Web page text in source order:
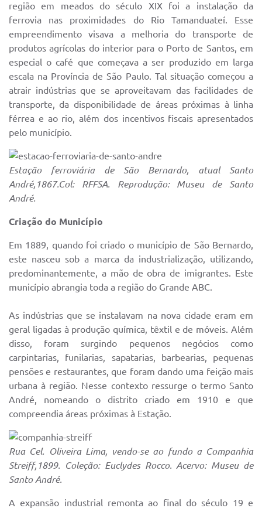
região em meados do século XIX foi a instalação da
ferrovia nas proximidades do Rio Tamanduateí. Esse
empreendimento visava a melhoria do transporte de
produtos agrícolas do interior para o Porto de Santos, em
especial o café que começava a ser produzido em larga
escala na Província de São Paulo. Tal situação começou a
atrair indústrias que se aproveitavam das facilidades de
transporte, da disponibilidade de áreas próximas à linha
férrea e ao rio, além dos incentivos fiscais apresentados
pelo município.
Estação ferroviária de São Bernardo, atual Santo
André,1867.Col: RFFSA. Reprodução: Museu de Santo
André.
Criação do Município
Em 1889, quando foi criado o município de São Bernardo,
este nasceu sob a marca da industrialização, utilizando,
predominantemente, a mão de obra de imigrantes. Este
município abrangia toda a região do Grande ABC.
As indústrias que se instalavam na nova cidade eram em
geral ligadas à produção química, têxtil e de móveis. Além
disso, foram surgindo pequenos negócios como
carpintarias, funilarias, sapatarias, barbearias, pequenas
pensões e restaurantes, que foram dando uma feição mais
urbana à região. Nesse contexto ressurge o termo Santo
André, nomeando o distrito criado em 1910 e que
compreendia áreas próximas à Estação.
Rua Cel. Oliveira Lima, vendo-se ao fundo a Companhia
Streiff,1899. Coleção: Euclydes Rocco. Acervo: Museu de
Santo André.
A expansão industrial remonta ao final do século 19 e